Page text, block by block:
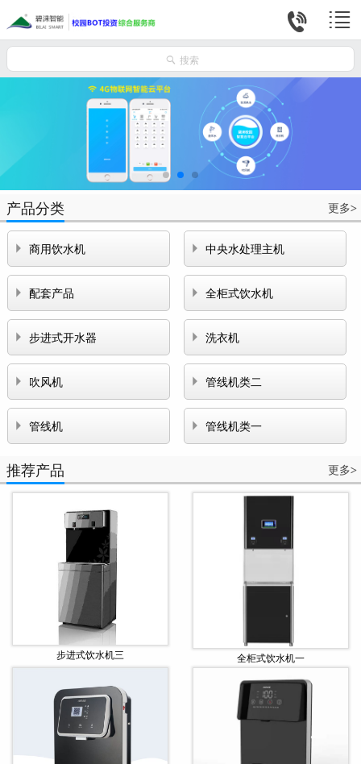


 搜索
产品分类 更多>
 商用饮水机  中央水处理主机
 配套产品  全柜式饮水机
 步进式开水器  洗衣机
 吹风机  管线机类二
 管线机  管线机类一
推荐产品 更多>
步进式饮水机三 全柜式饮水机一